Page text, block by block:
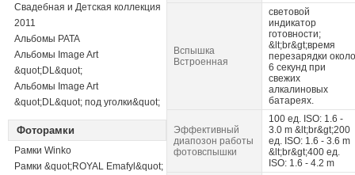
Свадебная и Детская коллекция
2011
Альбомы PATA
Альбомы Image Art
&quot;DL&quot;
Альбомы Image Art
&quot;DL&quot; под уголки&quot;
Фоторамки
Рамки Winko
Рамки &quot;ROYAL Emafyl&quot;
Вспышка
Встроенная
световой
индикатор
готовности;
&lt;br&gt;время
перезарядки около
6 секунд при
свежих
алкалиновых
батареях.
Эффективный
диапозон работы
фотовспышки
100 ед. ISO: 1.6 -
3.0 m &lt;br&gt;200
ед. ISO: 1.6 - 3.6 m
&lt;br&gt;400 ед.
ISO: 1.6 - 4.2 m